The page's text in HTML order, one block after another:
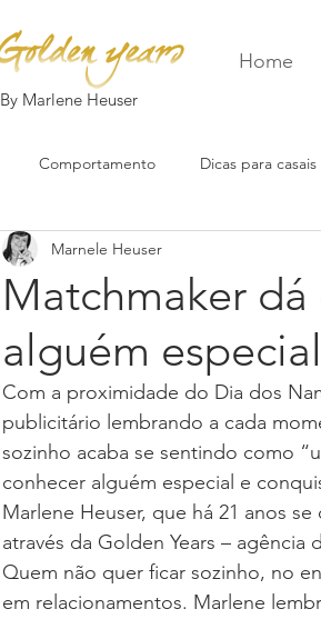
By Marlene Heuser
Home
Comportamento Dicas para casais
Matchmaker
alguém especial
Marnele Heuser
Com a proximidade do Dia dos
publicitário lembrando a cada
sozinho acaba se sentindo como
conhecer alguém especial e
Marlene Heuser, que há 21 anos
através da Golden Years – agência
Quem não quer ficar sozinho, no
em relacionamentos. Marlene